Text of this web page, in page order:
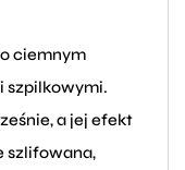
ciemnym
szpilkowymi.
a jej efekt
szlifowana,